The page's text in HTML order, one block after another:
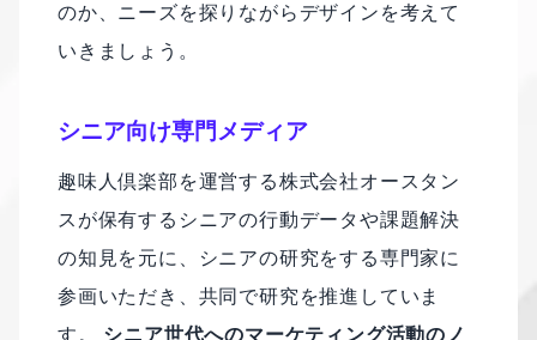
のか、ニーズを探りながらデザインを考えて
いきましょう。
シニア向け専門メディア
趣味人倶楽部を運営する株式会社オースタン
スが保有するシニアの行動データや課題解決
の知見を元に、シニアの研究をする専門家に
参画いただき、共同で研究を推進していま
す。 シニア世代へのマーケティング活動のノ